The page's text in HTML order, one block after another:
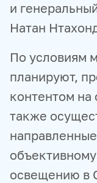
и
Натан
По условиям
планируют,
контентом на
также
освещению в